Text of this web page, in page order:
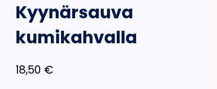
Kyynärsauva
kumikahvalla
18,50 €